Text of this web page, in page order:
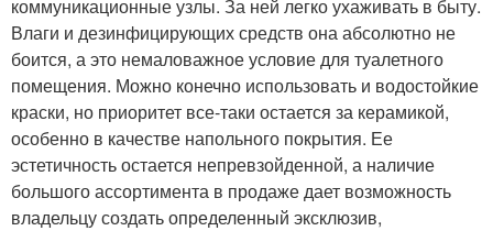
коммуникационные узлы. За ней легко ухаживать в быту.
Влаги и дезинфицирующих средств она абсолютно не
боится, а это немаловажное условие для туалетного
помещения. Можно конечно использовать и водостойкие
краски, но приоритет все-таки остается за керамикой,
особенно в качестве напольного покрытия. Ее
эстетичность остается непревзойденной, а наличие
большого ассортимента в продаже дает возможность
владельцу создать определенный эксклюзив,